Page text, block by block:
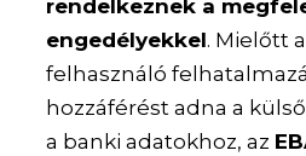
rendelkeznek a
engedélyekkel. Mielőtt
felhasználó
hozzáférést adna a
a banki adatokhoz, az